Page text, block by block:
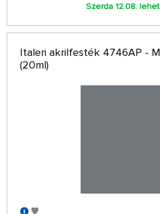
Szerda 12.08.
Italeri akrilfesték 4746AP -
(20ml)